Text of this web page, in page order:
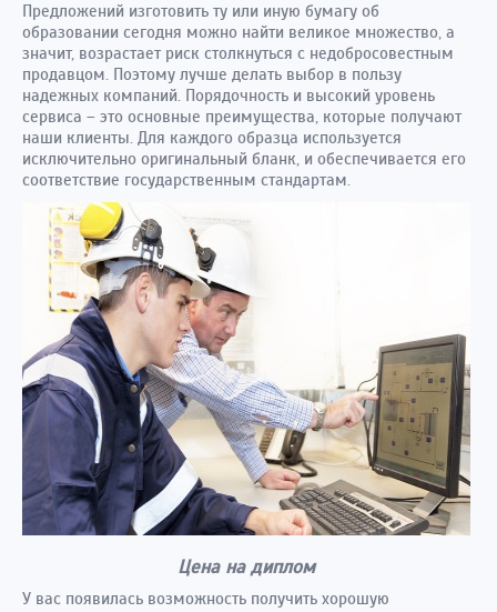
Предложений изготовить ту или иную бумагу об
образовании сегодня можно найти великое множество, а
значит, возрастает риск столкнуться с недобросовестным
продавцом. Поэтому лучше делать выбор в пользу
надежных компаний. Порядочность и высокий уровень
сервиса – это основные преимущества, которые получают
наши клиенты. Для каждого образца используется
исключительно оригинальный бланк, и обеспечивается его
соответствие государственным стандартам.
Цена на диплом
У вас появилась возможность получить хорошую